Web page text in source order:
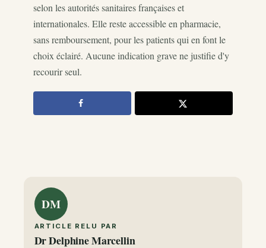
selon les autorités sanitaires françaises et
internationales. Elle reste accessible en pharmacie,
sans remboursement, pour les patients qui en font le
choix éclairé. Aucune indication grave ne justifie d'y
recourir seul.
DM
ARTICLE RELU PAR
Dr Delphine Marcellin